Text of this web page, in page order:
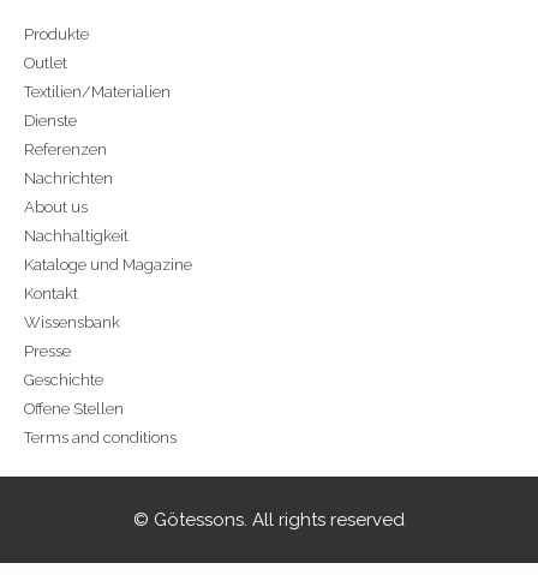
Produkte
Outlet
Textilien/Materialien
Dienste
Referenzen
Nachrichten
About us
Nachhaltigkeit
Kataloge und Magazine
Kontakt
Wissensbank
Presse
Geschichte
Offene Stellen
Terms and conditions
© Götessons. All rights reserved